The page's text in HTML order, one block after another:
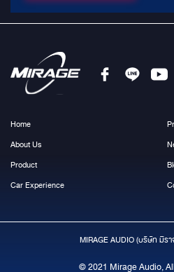
Home
About Us
Product
Car Experience
MIRAGE AUDIO (บริษัท มีร
© 2021 Mirage Audio,